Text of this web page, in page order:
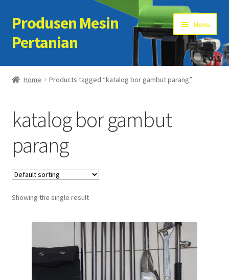
Skip
to
navigation
Skip
to
content
Produsen Mesin
Pertanian
Menu
Home
Cart
Checkout
Kontak Kami
My account
Home Products tagged “katalog bor gambut parang”
katalog bor gambut
parang
Showing the single result